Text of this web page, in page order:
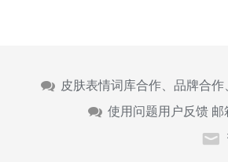
皮肤表情词库合作、品牌合
使用问题用户反馈 邮